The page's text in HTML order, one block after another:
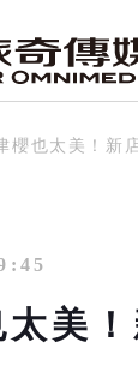
櫻也太美！新
美